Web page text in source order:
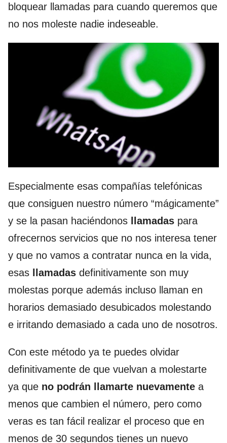
bloquear llamadas para cuando queremos que
no nos moleste nadie indeseable.
Especialmente esas compañías telefónicas
que consiguen nuestro número “mágicamente”
y se la pasan haciéndonos
llamadas para
ofrecernos servicios que no nos interesa tener
y que no vamos a contratar nunca en la vida,
esas
llamadas definitivamente son muy
molestas porque además incluso llaman en
horarios demasiado desubicados molestando
e irritando demasiado a cada uno de nosotros.
Con este método ya te puedes olvidar
definitivamente de que vuelvan a molestarte
ya que no podrán llamarte nuevamente a
menos que cambien el número, pero como
veras es tan fácil realizar el proceso que en
menos de 30 segundos tienes un nuevo